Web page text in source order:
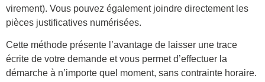
virement). Vous pouvez également joindre directement les
pièces justificatives numérisées.
Cette méthode présente l’avantage de laisser une trace
écrite de votre demande et vous permet d’effectuer la
démarche à n’importe quel moment, sans contrainte horaire.